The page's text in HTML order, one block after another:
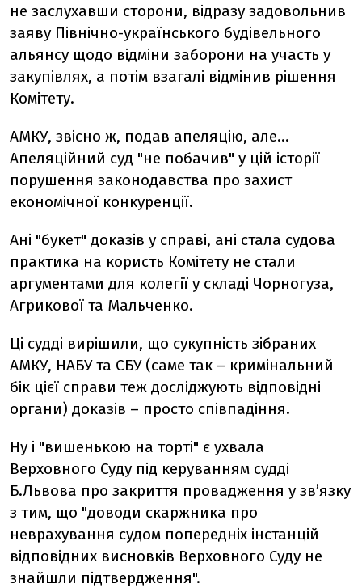
не заслухавши сторони, відразу задовольнив
заяву Північно-українського будівельного
альянсу щодо відміни заборони на участь у
закупівлях, а потім взагалі відмінив рішення
Комітету.
АМКУ, звісно ж, подав апеляцію, але…
Апеляційний суд "не побачив" у цій історії
порушення законодавства про захист
економічної конкуренції.
Ані "букет" доказів у справі, ані стала судова
практика на користь Комітету не стали
аргументами для колегії у складі Чорногуза,
Агрикової та Мальченко.
Ці судді вирішили, що сукупність зібраних
АМКУ, НАБУ та СБУ (саме так – кримінальний
бік цієї справи теж досліджують відповідні
органи) доказів – просто співпадіння.
Ну і "вишенькою на торті" є ухвала
Верховного Суду під керуванням судді
Б.Львова про закриття провадження у зв’язку
з тим, що "доводи скаржника про
неврахування судом попередніх інстанцій
відповідних висновків Верховного Суду не
знайшли підтвердження".